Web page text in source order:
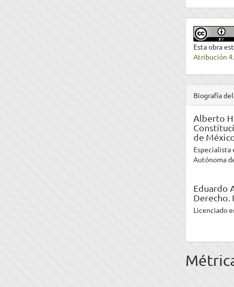
Esta obra
Atribución
Biografía
Alberto
de
Especialista
Autónoma
Eduardo
Licenciado